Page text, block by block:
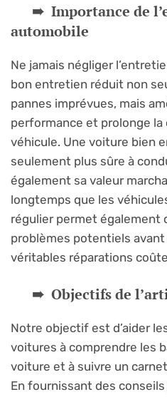
Importance de
automobile
Ne jamais négliger
bon entretien réduit non
pannes imprévues, mais
performance et prolonge la
véhicule. Une voiture bien
seulement plus sûre à
également sa valeur
longtemps que les
régulier permet également
problèmes potentiels avant
véritables réparations
Objectifs de
Notre objectif est d’aider
voitures à comprendre les
voiture et à suivre un
En fournissant des